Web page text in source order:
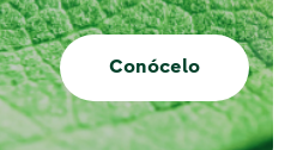
Conócelo